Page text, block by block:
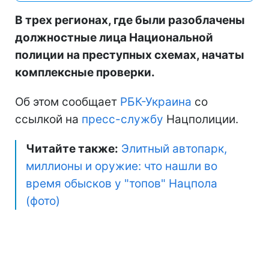
В трех регионах, где были разоблачены
должностные лица Национальной
полиции на преступных схемах, начаты
комплексные проверки.
Об этом сообщает РБК-Украина со
ссылкой на пресс-службу Нацполиции.
Читайте также: Элитный автопарк,
миллионы и оружие: что нашли во
время обысков у "топов" Нацпола
(фото)